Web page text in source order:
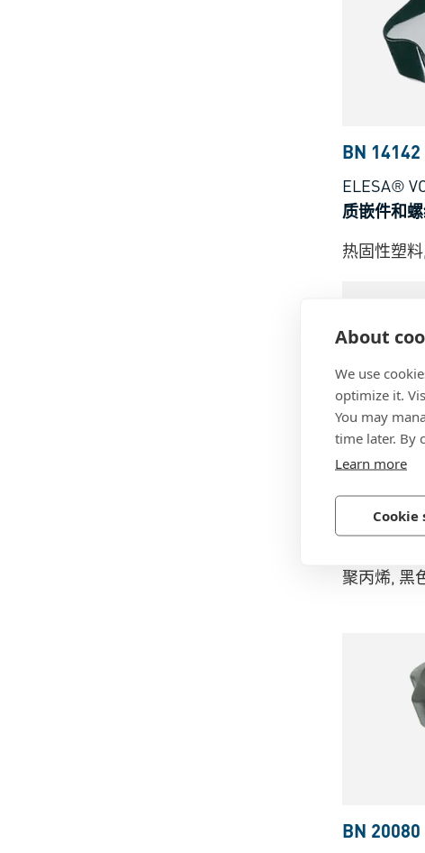
About
We use
optimize it.
You may
time later. By
Learn more
BN 14142
ELESA®
质嵌件和
热固性塑
BN 14133
ELESA®
嵌件和螺
聚丙烯, 黑
BN 20080